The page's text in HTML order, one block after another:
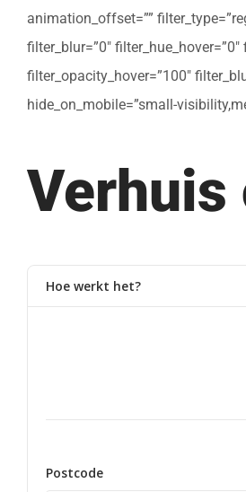
animation_offset=””
filter_blur=”0″
filter_opacity_hover=”100″
hide_on_mobile=”small-
Verhuis